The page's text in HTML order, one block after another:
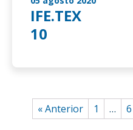
IFE.TEX
10
« Anterior 1 … 6